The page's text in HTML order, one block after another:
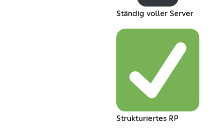
Ständig voller Server
Strukturiertes RP